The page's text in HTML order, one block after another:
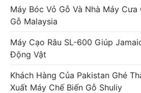
Máy Bóc Vỏ Gỗ Và Nhà Máy
Gỗ Malaysia
Máy Cạo Râu SL-600 Giúp
Động Vật
Khách Hàng Của Pakistan Ghé
Xuất Máy Chế Biến Gỗ Shuliy